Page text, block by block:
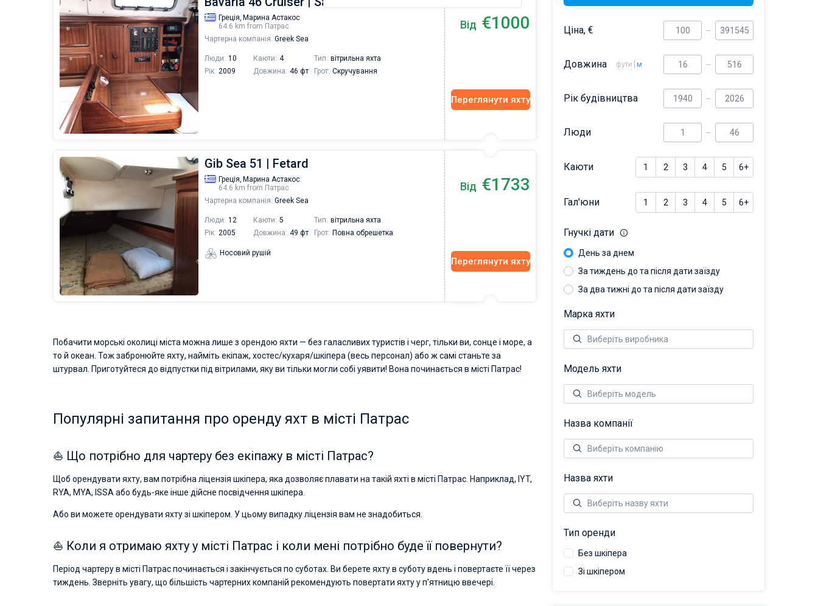
Греція, Марина Астакос
64.6 km from Патрас
Чартерна компанія: Greek Sea
Люди: 10 Каюти: 4 Тип: вітрильна яхта
Рік: 2009 Довжина: 46 фт Грот: Скручування
Від €1000
Переглянути яхту
Gib Sea 51 | Fetard
Греція, Марина Астакос
64.6 km from Патрас
Чартерна компанія: Greek Sea
Люди: 12 Каюти: 5 Тип: вітрильна яхта
Рік: 2005 Довжина: 49 фт Грот: Повна обрешетка
Носовий рушій
Від €1733
Переглянути яхту
Побачити морські околиці міста можна лише з орендою яхти — без галасливих туристів і черг, тільки ви, сонце і море, а
то й океан. Тож забронюйте яхту, найміть екіпаж, хостес/кухаря/шкіпера (весь персонал) або ж самі станьте за
штурвал. Приготуйтеся до відпустки під вітрилами, яку ви тільки могли собі уявити! Вона починається в місті Патрас!
Популярні запитання про оренду яхт в місті Патрас
⛵ Що потрібно для чартеру без екіпажу в місті Патрас?
Щоб орендувати яхту, вам потрібна ліцензія шкіпера, яка дозволяє плавати на такій яхті в місті Патрас. Наприклад, IYT,
RYA, MYA, ISSA або будь-яке інше дійсне посвідчення шкіпера.
Або ви можете орендувати яхту зі шкіпером. У цьому випадку ліцензія вам не знадобиться.
⛵ Коли я отримаю яхту у місті Патрас і коли мені потрібно буде її повернути?
Період чартеру в місті Патрас починається і закінчується по суботах. Ви берете яхту в суботу вдень і повертаєте її через
тиждень. Зверніть увагу, що більшість чартерних компаній рекомендують повертати яхту у п'ятницю ввечері.
Ціна, €
Довжина фути м
Рік будівництва
Люди
Каюти 1 2 3 4 5 6+
Гал'юни 1 2 3 4 5 6+
Гнучкі дати
День за днем
За тиждень до та після дати заїзду
За два тижні до та після дати заїзду
Марка яхти
Модель яхти
Назва компанії
Назва яхти
Тип оренди
Без шкіпера
Зі шкіпером